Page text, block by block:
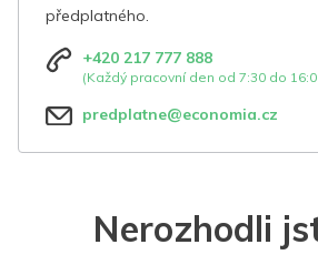
předplatného.
+420 217 777 888
(Každý pracovní den od 7:30 do
predplatne@economia.cz
Nerozhodli